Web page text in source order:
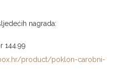
nagrada:
144.99
product/poklon-carobni-